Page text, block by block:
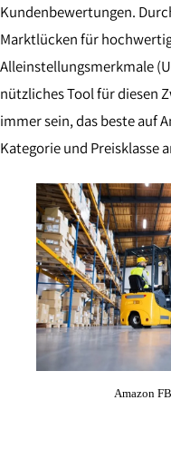
Kundenbewertungen.
Marktlücken für
Alleinstellungsmerkmale
nützliches Tool für diesen
immer sein, das beste auf
Kategorie und Preisklasse
Amazon